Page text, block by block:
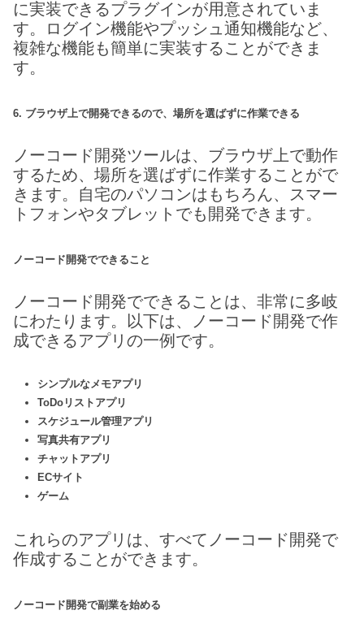
に実装できるプラグインが用意されていま
す。ログイン機能やプッシュ通知機能など、
複雑な機能も簡単に実装することができま
す。
6. ブラウザ上で開発できるので、場所を選ばずに作業できる
ノーコード開発ツールは、ブラウザ上で動作
するため、場所を選ばずに作業することがで
きます。自宅のパソコンはもちろん、スマー
トフォンやタブレットでも開発できます。
ノーコード開発でできること
ノーコード開発でできることは、非常に多岐
にわたります。以下は、ノーコード開発で作
成できるアプリの一例です。
シンプルなメモアプリ
ToDoリストアプリ
スケジュール管理アプリ
写真共有アプリ
チャットアプリ
ECサイト
ゲーム
これらのアプリは、すべてノーコード開発で
作成することができます。
ノーコード開発で副業を始める